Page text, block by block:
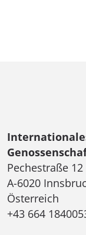
Pechestraße 12
A-6020
Österreich
+43 664